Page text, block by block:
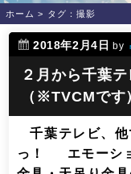
ホーム > タグ：撮影
2018年2月4日 by
２月から千葉
（※TVCMです
千葉テレビ、他
っ！ エモーシ